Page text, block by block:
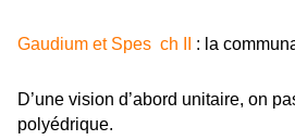
Gaudium et Spes ch II : la
D’une vision d’abord unitaire, on
polyédrique.